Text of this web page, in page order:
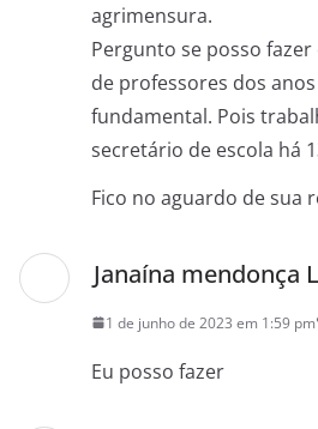
agrimensura.
Pergunto se posso
de professores dos
fundamental. Pois
secretário de escola há
Fico no aguardo de sua
Janaína mendonça
1 de junho de 2023 em 1:59 pm
Eu posso fazer